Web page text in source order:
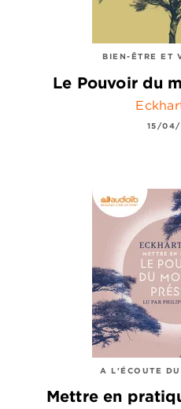
BIEN-ÊTRE ET
Le Pouvoir du
15/04/
A L'ÉCOUTE
Mettre en